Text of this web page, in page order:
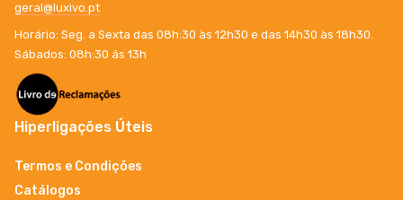
geral@luxivo.pt
Horário: Seg. a Sexta das 08h:30 às 12h30 e das 14h30 às 18h30.
Sábados: 08h:30 ás 13h
Hiperligações Úteis
Termos e Condições
Catálogos